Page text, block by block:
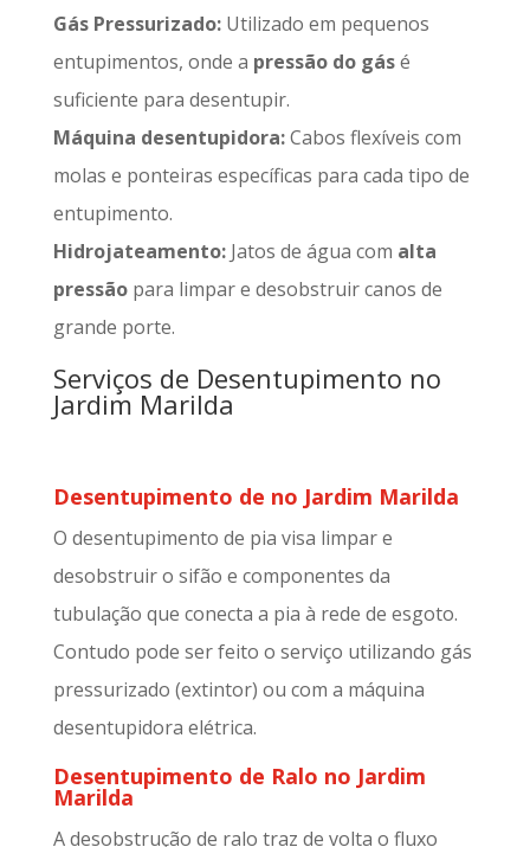
Gás Pressurizado:Utilizado em pequenos
entupimentos, onde a pressão do gásé
suficiente para desentupir.
Máquina desentupidora:Cabos flexíveis com
molas e ponteiras específicas para cada tipo de
entupimento.
Hidrojateamento:Jatos de água com alta
pressãopara limpar e desobstruir canos de
grande porte.
Serviços de Desentupimento no
Jardim Marilda
Desentupimento de no Jardim Marilda
O desentupimento de pia visa limpar e
desobstruir o sifão e componentes da
tubulação que conecta a pia à rede de esgoto.
Contudo pode ser feito o serviço utilizando gás
pressurizado (extintor) ou com a máquina
desentupidora elétrica.
Desentupimento de Ralo no Jardim
Marilda
A desobstrução de ralo traz de volta o fluxo